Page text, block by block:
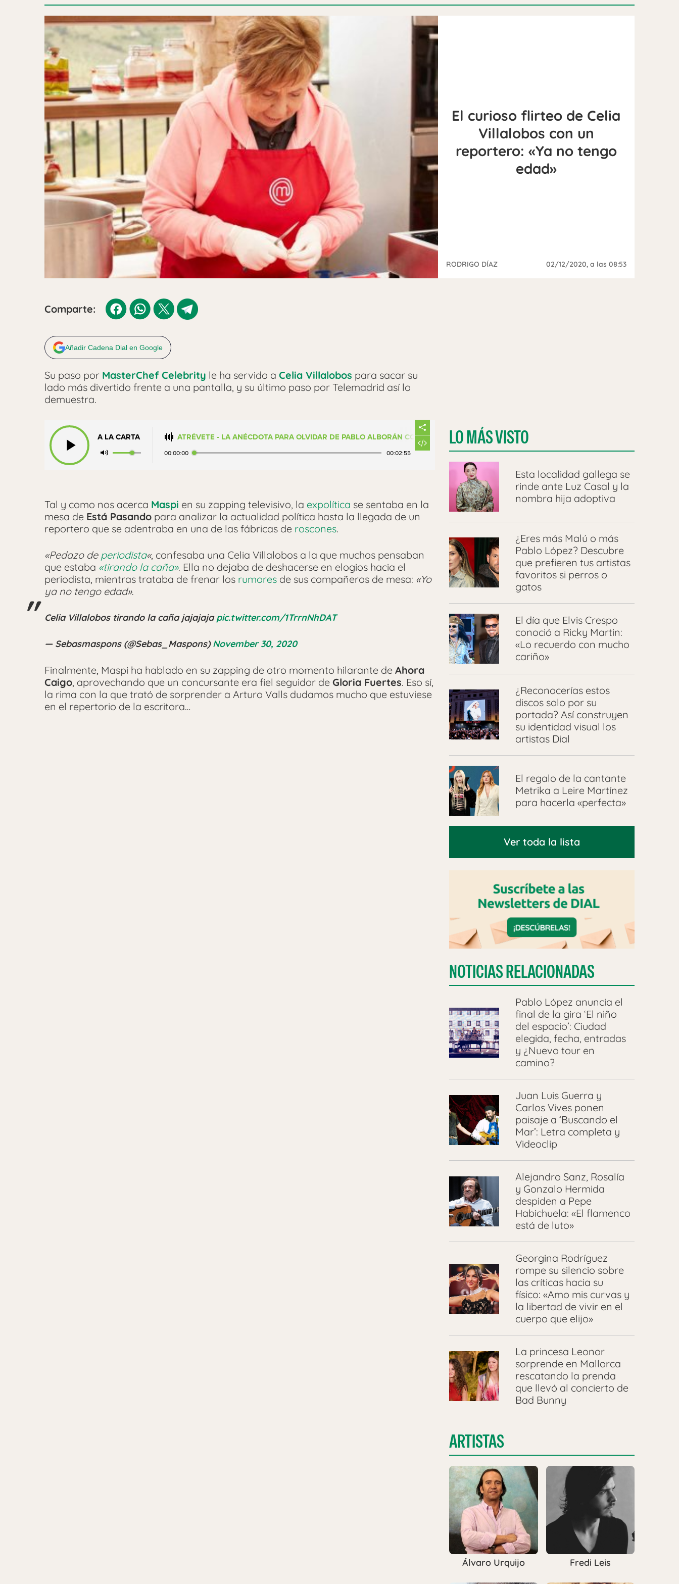
El curioso flirteo de Celia
Villalobos con un
reportero: «Ya no tengo
edad»
RODRIGO DÍAZ 02/12/2020, a las 08:53
Comparte:
Añadir Cadena Dial en Google
Su paso por MasterChef Celebrity le ha servido a Celia Villalobos para sacar su
lado más divertido frente a una pantalla, y su último paso por Telemadrid así lo
demuestra.
A LA CARTA ATRÉVETE - LA ANÉCDOTA PARA OLVIDAR DE PABLO ALBORÁN CON SU MADRE EN UN AVIÓN
00:00:00 00:02:55
Tal y como nos acerca Maspi en su zapping televisivo, la expolítica se sentaba en la
mesa de Está Pasando para analizar la actualidad política hasta la llegada de un
reportero que se adentraba en una de las fábricas de roscones.
«Pedazo de periodista«, confesaba una Celia Villalobos a la que muchos pensaban
que estaba «tirando la caña». Ella no dejaba de deshacerse en elogios hacia el
periodista, mientras trataba de frenar los rumores de sus compañeros de mesa: «Yo
ya no tengo edad».
Celia Villalobos tirando la caña jajajajapic.twitter.com/1TrrnNhDAT
— Sebasmaspons (@Sebas_Maspons)November 30, 2020
Finalmente, Maspi ha hablado en su zapping de otro momento hilarante de Ahora
Caigo, aprovechando que un concursante era fiel seguidor de Gloria Fuertes. Eso sí,
la rima con la que trató de sorprender a Arturo Valls dudamos mucho que estuviese
en el repertorio de la escritora…
LO MÁS VISTO
Esta localidad gallega se
rinde ante Luz Casal y la
nombra hija adoptiva
¿Eres más Malú o más
Pablo López? Descubre
que prefieren tus artistas
favoritos si perros o
gatos
El día que Elvis Crespo
conoció a Ricky Martin:
«Lo recuerdo con mucho
cariño»
¿Reconocerías estos
discos solo por su
portada? Así construyen
su identidad visual los
artistas Dial
El regalo de la cantante
Metrika a Leire Martínez
para hacerla «perfecta»
Ver toda la lista
NOTICIAS RELACIONADAS
Pablo López anuncia el
final de la gira ‘El niño
del espacio’: Ciudad
elegida, fecha, entradas
y ¿Nuevo tour en
camino?
Juan Luis Guerra y
Carlos Vives ponen
paisaje a ‘Buscando el
Mar’: Letra completa y
Videoclip
Alejandro Sanz, Rosalía
y Gonzalo Hermida
despiden a Pepe
Habichuela: «El flamenco
está de luto»
Georgina Rodríguez
rompe su silencio sobre
las críticas hacia su
físico: «Amo mis curvas y
la libertad de vivir en el
cuerpo que elijo»
La princesa Leonor
sorprende en Mallorca
rescatando la prenda
que llevó al concierto de
Bad Bunny
ARTISTAS
Álvaro Urquijo Fredi Leis